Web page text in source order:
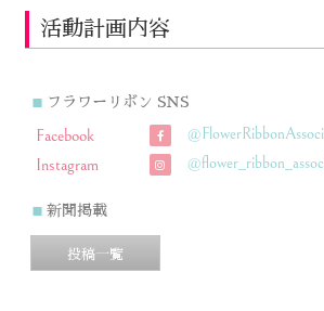
活動計画内容​
フラワーリボン SNS
Facebook
Instagram
■新聞掲載
投稿一覧